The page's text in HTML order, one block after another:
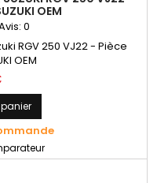
OEM
0
RGV 250 VJ22 - Pièce
OEM